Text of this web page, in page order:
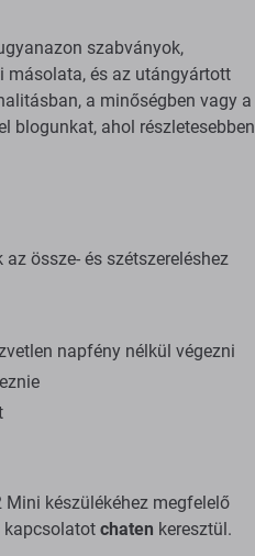
szabványok,
másolata, és az utángyártott
a minőségben vagy a
blogunkat, ahol részletesebben
össze- és szétszereléshez
napfény nélkül végezni
készülékéhez megfelelő
kapcsolatot chaten keresztül.